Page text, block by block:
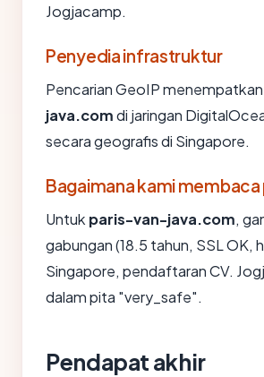
Jogjacamp.
Penyedia infrastruktur
Pencarian GeoIP menempatkan
java.comdi jaringan
secara geografis di Singapore.
Bagaimana kami membaca
Untuk paris-van-java.com,
gabungan (18.5 tahun, SSL OK,
Singapore, pendaftaran CV.
dalam pita "very_safe".
Pendapat akhir